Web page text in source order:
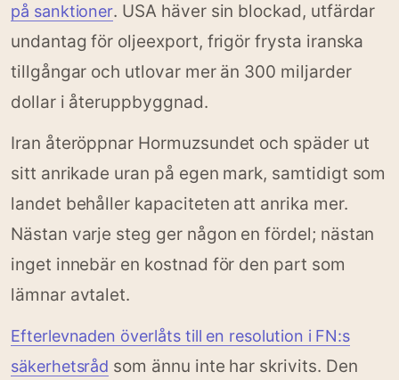
på sanktioner. USA häver sin blockad, utfärdar
undantag för oljeexport, frigör frysta iranska
tillgångar och utlovar mer än 300 miljarder
dollar i återuppbyggnad.
Iran återöppnar Hormuzsundet och späder ut
sitt anrikade uran på egen mark, samtidigt som
landet behåller kapaciteten att anrika mer.
Nästan varje steg ger någon en fördel; nästan
inget innebär en kostnad för den part som
lämnar avtalet.
Efterlevnaden överlåts till en resolution i FN:s
säkerhetsråd som ännu inte har skrivits. Den